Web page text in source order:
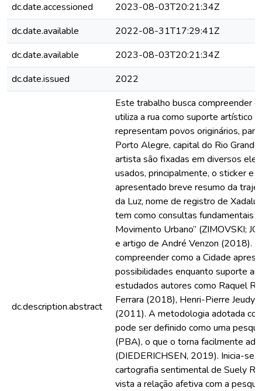
dc.date.accessioned
2023-08-03T20:21:34Z
dc.date.available
2022-08-31T17:29:41Z
dc.date.available
2023-08-03T20:21:34Z
dc.date.issued
2022
dc.description.abstract
Este trabalho busca compreender
utiliza a rua como suporte artístico
representam povos originários,
Porto Alegre, capital do Rio
artista são fixadas em diversos
usados, principalmente, o sticker e
apresentado breve resumo da
da Luz, nome de registro de
tem como consultas fundamentais
Movimento Urbano” (ZIMOVSKI;
e artigo de André Venzon (2018).
compreender como a Cidade
possibilidades enquanto suporte
estudados autores como Raquel
Ferrara (2018), Henri-Pierre Jeudy
(2011). A metodologia adotada
pode ser definido como uma
(PBA), o que o torna facilmente
(DIEDERICHSEN, 2019). Inicia-se
cartografia sentimental de Suely
vista a relação afetiva com a